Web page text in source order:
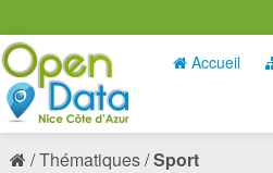
Accueil
Thématiques Sport